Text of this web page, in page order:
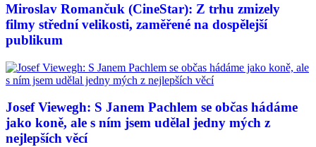
Miroslav Romančuk (CineStar): Z trhu zmizely
filmy střední velikosti, zaměřené na dospělejší
publikum
Josef Viewegh: S Janem Pachlem se občas hádáme
jako koně, ale s ním jsem udělal jedny mých z
nejlepších věcí